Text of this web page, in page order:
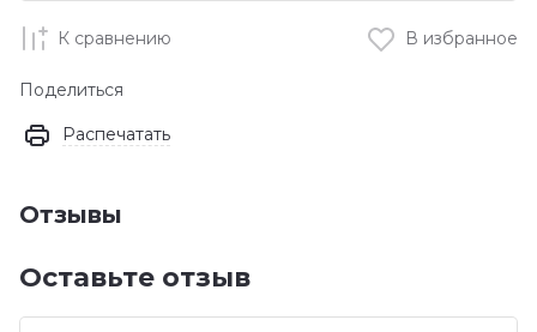
К сравнению В избранное
Поделиться
Распечатать
Отзывы
Оставьте отзыв